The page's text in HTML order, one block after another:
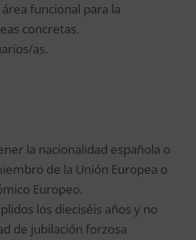
funcional para la
concretas.
as.
la nacionalidad española o
de la Unión Europea o
Europeo.
los dieciséis años y no
de jubilación forzosa